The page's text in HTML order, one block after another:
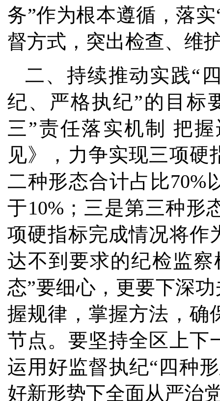
务”作为根本遵循，落
督方式，突出检查、维
二、持续推动实践“
纪、严格执纪”的目标
三”责任落实机制 把
见》，力争实现三项
二种形态合计占比70%
于10%；三是第三种形
项硬指标完成情况将作
达不到要求的纪检监
态”要细心，更要下深
握规律，掌握方法，确
节点。要坚持全区上下
运用好监督执纪“四种
好新形势下全面从严治